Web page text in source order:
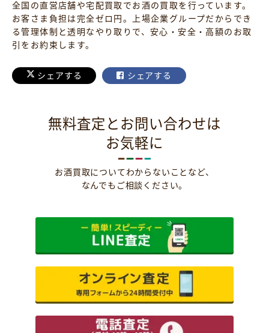
全国の直営店舗や宅配買取でお酒の買取を行っています。
お客さま負担は完全ゼロ円。上場企業グループだからでき
る管理体制と透明なやり取りで、安心・安全・高額のお取
引をお約束します。
シェアする シェアする
無料査定とお問い合わせは
お気軽に
お酒買取についてわからないことなど、
なんでもご相談ください。